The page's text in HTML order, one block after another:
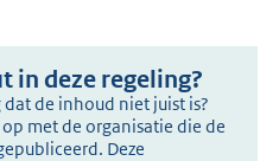
in deze regeling?
de inhoud niet juist is?
met de organisatie die de
Deze